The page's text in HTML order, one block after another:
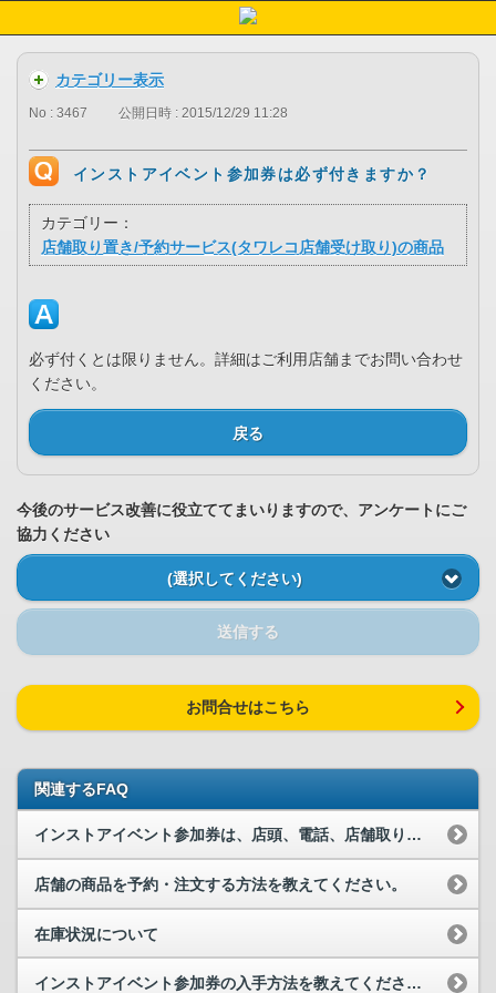
カテゴリー表示
No : 3467 公開日時 : 2015/12/29 11:28
インストアイベント参加券は必ず付きますか？
カテゴリー：
店舗取り置き/予約サービス(タワレコ店舗受け取り)の商品
必ず付くとは限りません。詳細はご利用店舗までお問い合わせ
ください。
戻る
今後のサービス改善に役立ててまいりますので、アンケートにご
協力ください
(選択してください)
送信する
お問合せはこちら
関連するFAQ
インストアイベント参加券は、店頭、電話、店舗取り置き/予約サービス（タワレ...
店舗の商品を予約・注文する方法を教えてください。
在庫状況について
インストアイベント参加券の入手方法を教えてください。